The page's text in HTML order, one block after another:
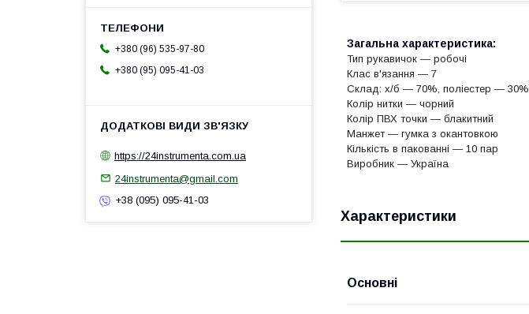
Загальна характеристика:
Тип рукавичок — робочі
Клас в'язання — 7
Склад: х/б — 70%, поліестер — 30%
Колір нитки — чорний
Колір ПВХ точки — блакитний
Манжет — гумка з окантовкою
Кількість в пакованні — 10 пар
Виробник — Україна
Характеристики
Основні
+380 (96) 535-97-80
+380 (95) 095-41-03
https://24instrumenta.com.ua
24instrumenta@gmail.com
+38 (095) 095-41-03